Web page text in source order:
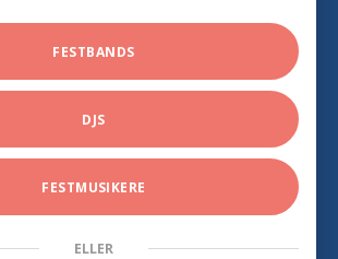
FESTBANDS
DJS
FESTMUSIKERE
ELLER